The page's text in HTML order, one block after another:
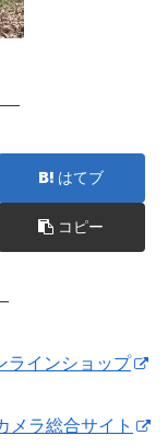
はてブ
コピー
ラインショップ
メラ総合サイト